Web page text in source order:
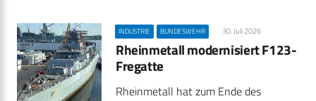
INDUSTRIE BUNDESWEHR 30. Juli 2026
Rheinmetall modernisiert F123-
Fregatte
Rheinmetall hat zum Ende des